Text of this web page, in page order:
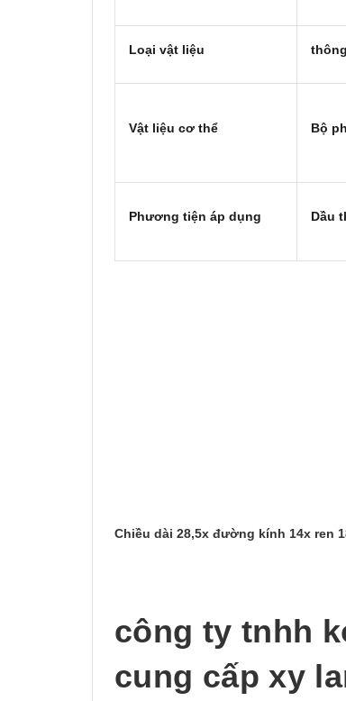
Loại vật liệu
Vật liệu cơ thể Bộ
Phương tiện áp dụng Dầu
Chiều dài 28,5x đường kính 14x ren
công ty tnhh
cung cấp xy